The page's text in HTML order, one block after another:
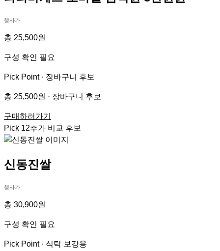
행사가
총 25,500원
구성 확인 필요
Pick Point · 장바구니 후보
총 25,500원 · 장바구니 후보
구매하러가기
Pick 12추가 비교 후보
신동진쌀
행사가
총 30,900원
구성 확인 필요
Pick Point · 식탁 보강용